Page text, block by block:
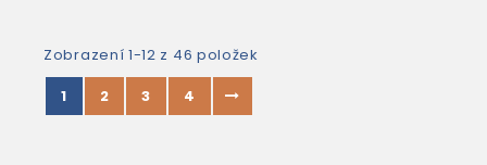
Zobrazení 1-12 z 46 položek
1
2 3 4